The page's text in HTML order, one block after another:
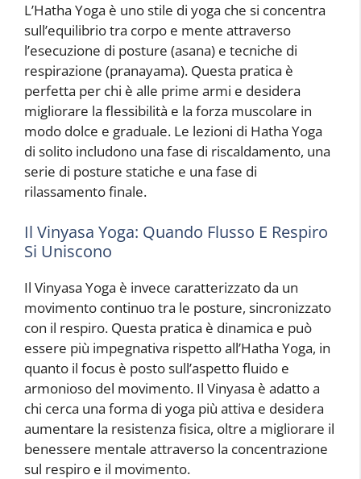
L’Hatha Yoga è uno stile di yoga che si concentra
sull’equilibrio tra corpo e mente attraverso
l’esecuzione di posture (asana) e tecniche di
respirazione (pranayama). Questa pratica è
perfetta per chi è alle prime armi e desidera
migliorare la flessibilità e la forza muscolare in
modo dolce e graduale. Le lezioni di Hatha Yoga
di solito includono una fase di riscaldamento, una
serie di posture statiche e una fase di
rilassamento finale.
Il Vinyasa Yoga: Quando Flusso E Respiro
Si Uniscono
Il Vinyasa Yoga è invece caratterizzato da un
movimento continuo tra le posture, sincronizzato
con il respiro. Questa pratica è dinamica e può
essere più impegnativa rispetto all’Hatha Yoga, in
quanto il focus è posto sull’aspetto fluido e
armonioso del movimento. Il Vinyasa è adatto a
chi cerca una forma di yoga più attiva e desidera
aumentare la resistenza fisica, oltre a migliorare il
benessere mentale attraverso la concentrazione
sul respiro e il movimento.